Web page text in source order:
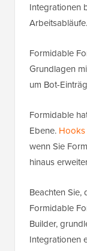
Integrationen
Arbeitsabläufe.
Formidable
Grundlagen
um Bot-
Formidable
Ebene. Hooks
wenn Sie
hinaus
Beachten Sie,
Formidable
Builder,
Integrationen